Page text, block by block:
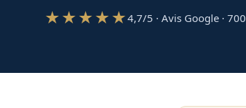
★★★★★4,7/5 · Avis Google · 700